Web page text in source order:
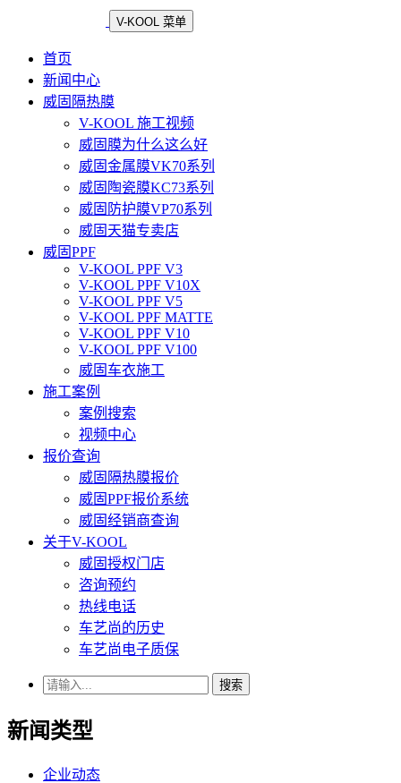
V-KOOL 菜单
首页
新闻中心
威固隔热膜
V-KOOL 施工视频
威固膜为什么这么好
威固金属膜VK70系列
威固陶瓷膜KC73系列
威固防护膜VP70系列
威固天猫专卖店
威固PPF
V-KOOL PPF V3
V-KOOL PPF V10X
V-KOOL PPF V5
V-KOOL PPF MATTE
V-KOOL PPF V10
V-KOOL PPF V100
威固车衣施工
施工案例
案例搜索
视频中心
报价查询
威固隔热膜报价
威固PPF报价系统
威固经销商查询
关于V-KOOL
威固授权门店
咨询预约
热线电话
车艺尚的历史
车艺尚电子质保
搜索
新闻类型
企业动态